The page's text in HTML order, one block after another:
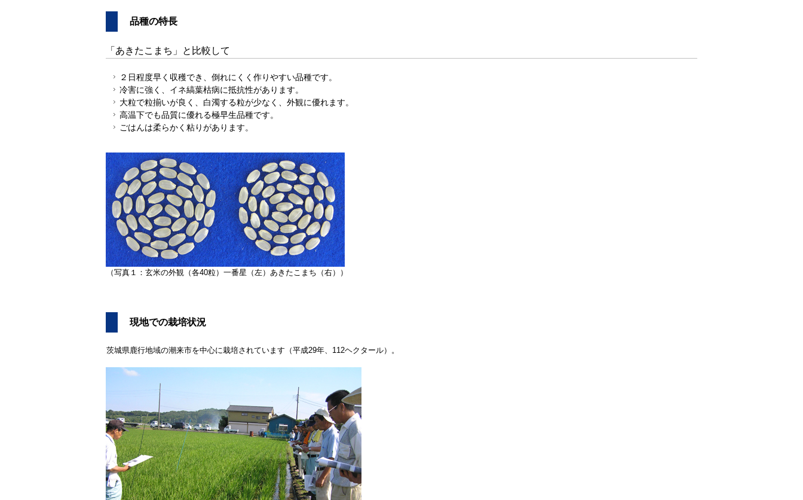
品種の特長
「あきたこまち」と比較して
２日程度早く収穫でき、倒れにくく作りやすい品種です。
冷害に強く、イネ縞葉枯病に抵抗性があります。
大粒で粒揃いが良く、白濁する粒が少なく、外観に優れます。
高温下でも品質に優れる極早生品種です。
ごはんは柔らかく粘りがあります。
（写真１：玄米の外観（各40粒）一番星（左）あきたこまち（右））
現地での栽培状況
茨城県鹿行地域の潮来市を中心に栽培されています（平成29年、112ヘクタール）。